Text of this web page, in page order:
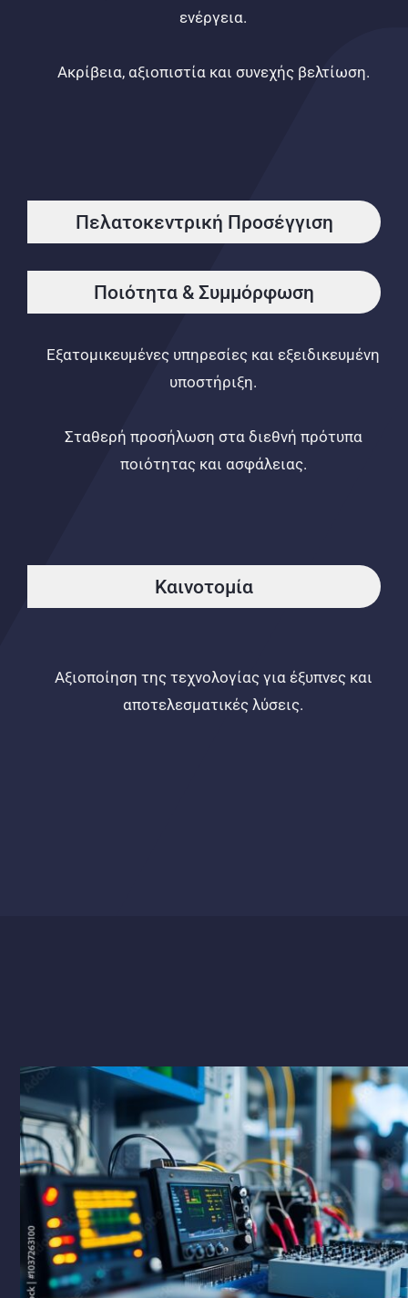
ενέργεια.
Ακρίβεια, αξιοπιστία και συνεχής βελτίωση.
Πελατοκεντρική Προσέγγιση
Ποιότητα & Συμμόρφωση
Εξατομικευμένες υπηρεσίες και εξειδικευμένη
υποστήριξη.
Σταθερή προσήλωση στα διεθνή πρότυπα
ποιότητας και ασφάλειας.
Καινοτομία
Αξιοποίηση της τεχνολογίας για έξυπνες και
αποτελεσματικές λύσεις.